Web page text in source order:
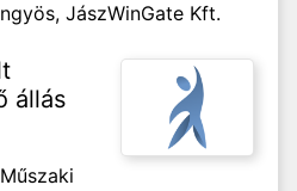
JászWinGate Kft.
állás